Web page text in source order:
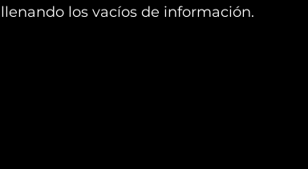
llenando los vacíos de información.